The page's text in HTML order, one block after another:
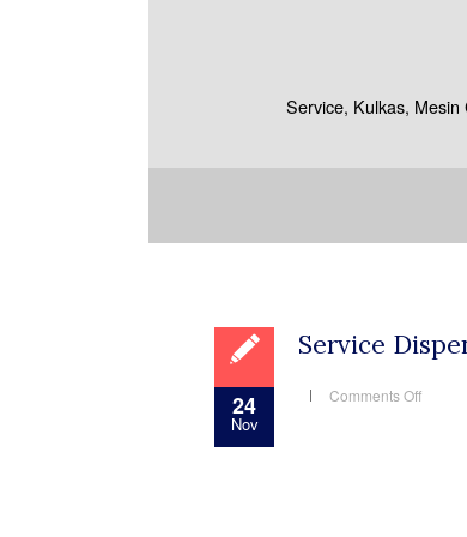
Service, Kulkas,
24
Nov
Service
Comments Offon